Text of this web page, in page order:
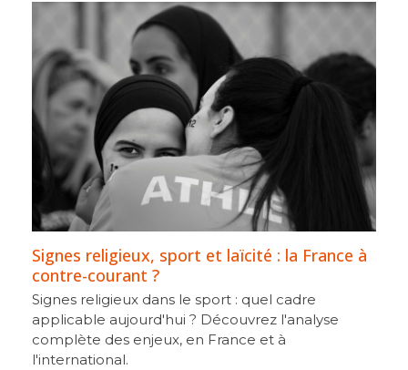
Signes religieux, sport et laïcité : la France à
contre-courant ?
Signes religieux dans le sport : quel cadre
applicable aujourd'hui ? Découvrez l'analyse
complète des enjeux, en France et à
l'international.